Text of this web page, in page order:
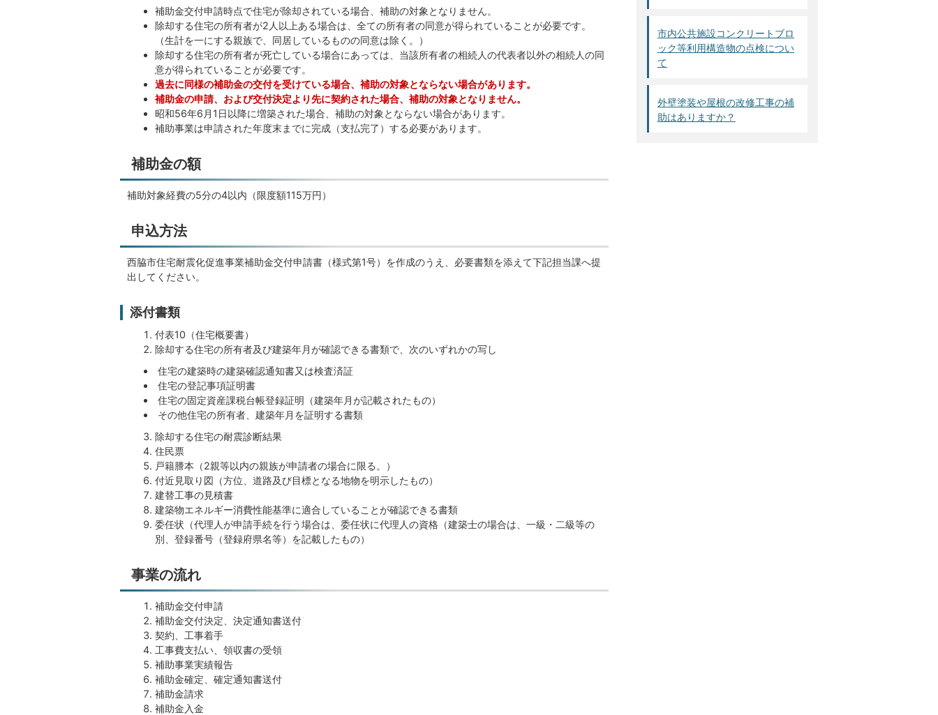
補助金交付申請時点で住宅が除却されている場合、補助の対象となりません。
除却する住宅の所有者が2人以上ある場合は、全ての所有者の同意が得られていることが必要です。
（生計を一にする親族で、同居しているものの同意は除く。）
除却する住宅の所有者が死亡している場合にあっては、当該所有者の相続人の代表者以外の相続人の同
意が得られていることが必要です。
過去に同様の補助金の交付を受けている場合、補助の対象とならない場合があります。
補助金の申請、および交付決定より先に契約された場合、補助の対象となりません。
昭和56年6月1日以降に増築された場合、補助の対象とならない場合があります。
補助事業は申請された年度末までに完成（支払完了）する必要があります。
補助金の額
補助対象経費の5分の4以内（限度額115万円）
申込方法
西脇市住宅耐震化促進事業補助金交付申請書（様式第1号）を作成のうえ、必要書類を添えて下記担当課へ提
出してください。
添付書類
付表10（住宅概要書）
除却する住宅の所有者及び建築年月が確認できる書類で、次のいずれかの写し
住宅の建築時の建築確認通知書又は検査済証
住宅の登記事項証明書
住宅の固定資産課税台帳登録証明（建築年月が記載されたもの）
その他住宅の所有者、建築年月を証明する書類
除却する住宅の耐震診断結果
住民票
戸籍謄本（2親等以内の親族が申請者の場合に限る。）
付近見取り図（方位、道路及び目標となる地物を明示したもの）
建替工事の見積書
建築物エネルギー消費性能基準に適合していることが確認できる書類
委任状（代理人が申請手続を行う場合は、委任状に代理人の資格（建築士の場合は、一級・二級等の
別、登録番号（登録府県名等）を記載したもの）
事業の流れ
補助金交付申請
補助金交付決定、決定通知書送付
契約、工事着手
工事費支払い、領収書の受領
補助事業実績報告
補助金確定、確定通知書送付
補助金請求
補助金入金
市内公共施設コンクリートブロ
ック等利用構造物の点検につい
て
外壁塗装や屋根の改修工事の補
助はありますか？